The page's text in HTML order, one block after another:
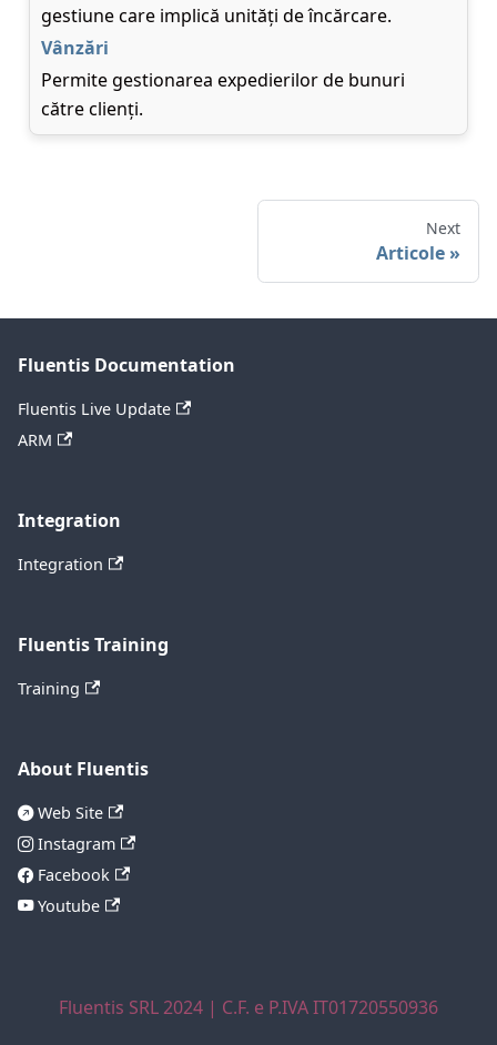
gestiune care implică unități de încărcare.
Vânzări
Permite gestionarea expedierilor de bunuri
către clienți.
Next
Articole
Fluentis Documentation
Fluentis Live Update
ARM
Integration
Integration
Fluentis Training
Training
About Fluentis
Web Site
Instagram
Facebook
Youtube
Fluentis SRL 2024 | C.F. e P.IVA IT01720550936